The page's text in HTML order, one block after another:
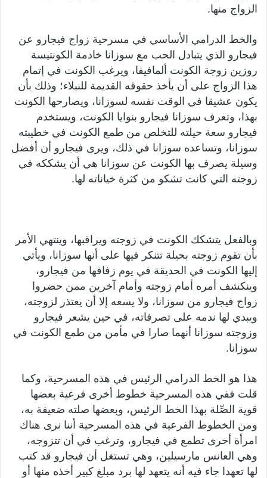
الزواج منها.
والخط الدرامي الأساسي في مسرحية زواج فيجارو عن
فيجارو الذي يتبادل الحب مع سوزانا خادمة الكونتيسة
روزين زوجة الكونت ألمافيفا، ويرغب الكونت في إتمام
هذا الزواج على أن يأخذ حقوقه القديمة للنبلاء؛ وذلك بأن
يكون عشيقا في الوقت نفسه لسوزانا، ويصارحها الكونت
بهذا، وتعرف سوزانا فيجارو بنوايا الكونت، ويستخدم
فيجارو سعة حيلته للتخلص من طمع الكونت في خطيبته
سوزانا، وتساعده سوزانا في ذلك، ويرى فيجارو أن أفضل
وسيلة يصرف بها الكونت عن سوزانا هي أن يشككه في
زوجته التي كانت تشكو من كثرة خياناته لها.
وبالفعل يتشكك الكونت في زوجته ويراقبها، وينتهي الأمر
بأن تقوم زوجته بحيلة تتنكر فيها على أنها سوزانا، ويأتي
إليها الكونت في الحديقة في يوم زفافها من فيجارو،
وينكشف أمره أمام زوجته وأمام آخرين ممن حضروا
زواج فيجارو من سوزانا، ولا يسعه إلا أن يعتذر لزوجته،
ويبدي لها ندمه على تصرفاته، في حين يشعر فيجارو
وزوجته سوزانا أنهما صارا في مأمن من طمع الكونت في
سوزانا.
هذا هو الخط الدرامي الرئيس في هذه المسرحية، وكما
قلت ففي هذه المسرحية خطوط أخرى فرعية بعضها
قوية الصِّلة بهذا الخط الرئيس، وبعضها صلته ضعيفة به،
ومن الخطوط الفرعية في هذه المسرحية أننا نرى هناك
امرأة أخرى تطمع في فيجارو، وترغب في أن تتزوجه،
وهي العانس مارسيلين، وهي تستغل أن فيجارو قد كتب
لها تعهدا جاء فيه أنه يتعهد لها برد مبلغ كبير أخذه منها أو